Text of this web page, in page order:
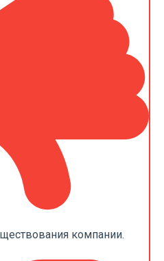
компании.